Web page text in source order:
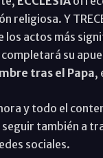
religiosa. Y
los actos más
completará su
tras el Papa,
y todo el
también a
sociales.